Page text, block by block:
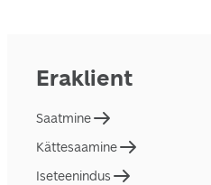
Eraklient
Saatmine
Kättesaamine
Iseteenindus